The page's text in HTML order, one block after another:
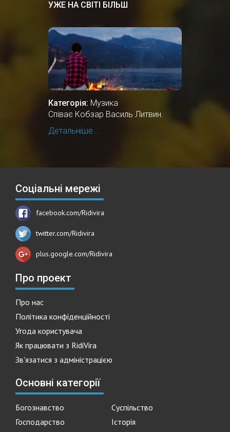
УЖЕ НА СВІТІ БІЛЬШ
Категорія: Музика
Співає Кобзар Василь Литвин.
Детальніше...
Соціальні мережі
facebook.com/Ridivira
twitter.com/Ridivira
plus.google.com/Ridivira
Про проект
Про нас
Політика конфіденційності
Угода користувача
Як працювати з RidiVira
Зв'язатися з адміністрацією
Основні категорії
Богознавство
Суспільство
Господарство
Історія